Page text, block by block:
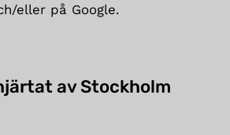
eller på Google.
av Stockholm